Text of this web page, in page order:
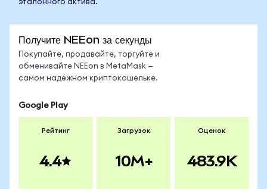
эталонного актива.
Получите NEEon за секунды
Покупайте, продавайте, торгуйте и
обменивайте NEEon в MetaMask —
самом надёжном криптокошельке.
Google Play
Рейтинг
4.4
Загрузок
10M+
Оценок
483.9K